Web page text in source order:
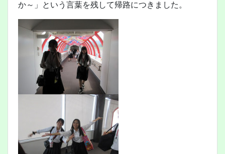
か～」という言葉を残して帰路につきました。